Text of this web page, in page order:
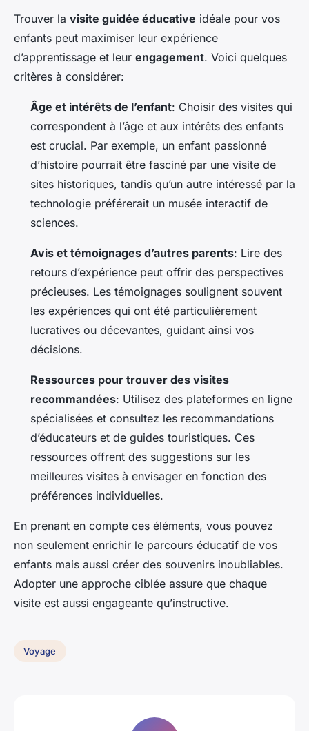
Trouver la visite guidée éducative idéale pour vos
enfants peut maximiser leur expérience
d’apprentissage et leur engagement. Voici quelques
critères à considérer:
Âge et intérêts de l’enfant: Choisir des visites qui
correspondent à l’âge et aux intérêts des enfants
est crucial. Par exemple, un enfant passionné
d’histoire pourrait être fasciné par une visite de
sites historiques, tandis qu’un autre intéressé par la
technologie préférerait un musée interactif de
sciences.
Avis et témoignages d’autres parents: Lire des
retours d’expérience peut offrir des perspectives
précieuses. Les témoignages soulignent souvent
les expériences qui ont été particulièrement
lucratives ou décevantes, guidant ainsi vos
décisions.
Ressources pour trouver des visites
recommandées: Utilisez des plateformes en ligne
spécialisées et consultez les recommandations
d’éducateurs et de guides touristiques. Ces
ressources offrent des suggestions sur les
meilleures visites à envisager en fonction des
préférences individuelles.
En prenant en compte ces éléments, vous pouvez
non seulement enrichir le parcours éducatif de vos
enfants mais aussi créer des souvenirs inoubliables.
Adopter une approche ciblée assure que chaque
visite est aussi engageante qu’instructive.
Voyage